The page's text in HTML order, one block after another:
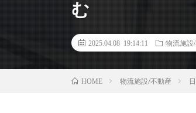
む
2025.04.08 19:14:11 物流施設
HOME 物流施設/不動産